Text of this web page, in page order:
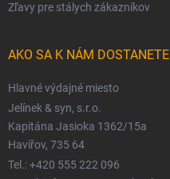
Zľavy pre stálych zákazníkov
AKO SA K NÁM DOSTANETE
Hlavné výdajné miesto
Jelínek & syn, s.r.o.
Kapitána Jasioka 1362/15a
Havířov, 735 64
Tel.: +420 555 222 096